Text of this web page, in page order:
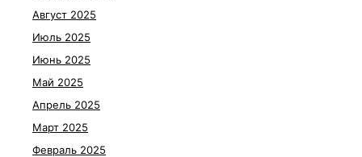
Август 2025
Июль 2025
Июнь 2025
Май 2025
Апрель 2025
Март 2025
Февраль 2025